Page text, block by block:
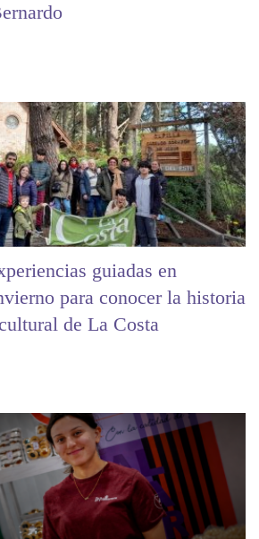
guiadas en
para conocer la historia
de La Costa